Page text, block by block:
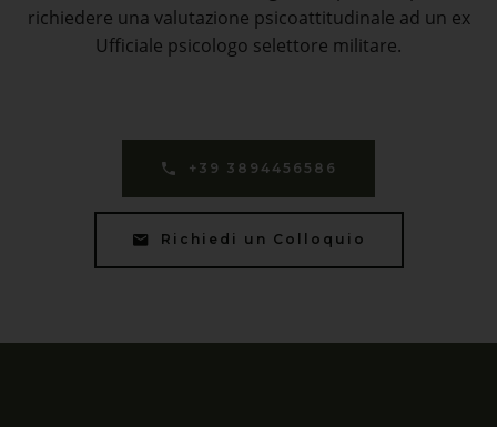
richiedere una valutazione psicoattitudinale ad un ex
Ufficiale psicologo selettore militare.
+39 3894456586
Richiedi un Colloquio